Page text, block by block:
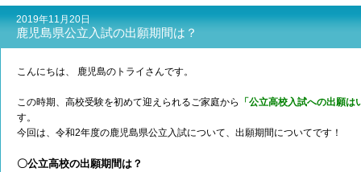
2019年11月20日
鹿児島県公立入試の出願期間は？
こんにちは、 鹿児島のトライさんです。
この時期、高校受験を初めて迎えられるご家庭から
「公立高校入試への出願は
す。
今回は、令和2年度の鹿児島県公立入試について、出願期間についてです！
〇公立高校の出願期間は？